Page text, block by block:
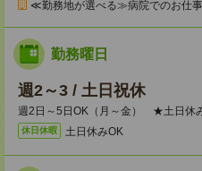
≪勤務地が選べる≫病院でのお仕事
勤務曜日
週2～3 / 土日祝休
週2日～5日OK（月～金） ★土日休
休日休暇 土日休みOK